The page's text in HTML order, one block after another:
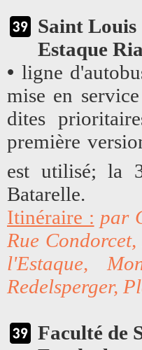
Saint Louis
Estaque
• ligne
mise en
dites
première
est utilisé; la
Batarelle.
Itinéraire : par
Rue
l'Estaque,
Redelsperger,
Faculté de